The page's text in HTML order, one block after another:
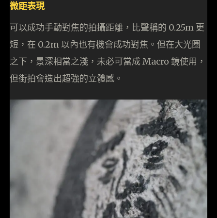
微距表現
可以成功手動對焦的拍攝距離，比聲稱的 0.25m 更
短，在 0.2m 以內也有機會成功對焦。但在大光圈
之下，景深相當之淺，未必可當成 Macro 鏡使用，
但街拍會造出超強的立體感。